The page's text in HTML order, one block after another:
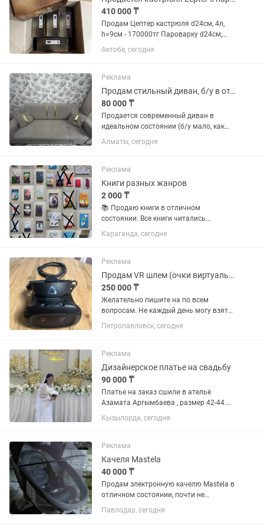
410 000 ₸
Продам Цептер кастрюля d24см, 4л,
h=9см - 170000тг Пароварку d24см,
4,8л, h=11см - 60000тг за шт. (в
наличии 4шт) Все новое в упаковке:
основной набор для варки,...
Актобе, сегодня
Реклама
Продам стильный диван, б/у в отл. состоянии.
80 000 ₸
Продается современный диван в
идеальном состоянии (б/у мало, как
новый). Светло-серый цвет, красивый
декор золотого цвета (полоски, звезды
подушки. Чистый,...
Алматы, сегодня
Реклама
Книги разных жанров
2 000 ₸
📚 Продаю книги в отличном
состоянии. Все книги читались
аккуратно, страницы чистые, без
пометок и повреждений. Некоторые
титульном листе, аккуратно скрытую
закладкой....
Караганда, сегодня
Реклама
Продам VR шлем (очки виртуальной реальности)
250 000 ₸
Желательно пишите на по всем
вопросам. Не каждый день могу взять
трубку из-за работы. Продаю очки
виртуальной реальности, Цена
небольшой комнате, но тогда с...
Петропавловск, сегодня
Реклама
Дизайнерское платье на свадьбу
90 000 ₸
Платье на заказ сшили в ателье
Азамата Аргымбаева , размер 42-44.
Можно на узату и на свадьбу. Очень
красивое😍 не пожалеете. Торг есть
Кызылорда, сегодня
Реклама
Качеля Mastela
40 000 ₸
Продам электронную качелю Mastela в
отличном состоянии, почти не
пользовались. ✔️ 5 режимов качания
✔️ Можно выбрать движения: вверх-
Павлодар, сегодня